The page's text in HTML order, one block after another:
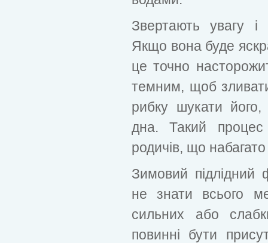
Звертають увагу
Якщо вона буде
це точно
темним, щоб
рибку шукати
дна. Такий
родичів, що
Зимовий
не знати всього
сильних або
повинні бути